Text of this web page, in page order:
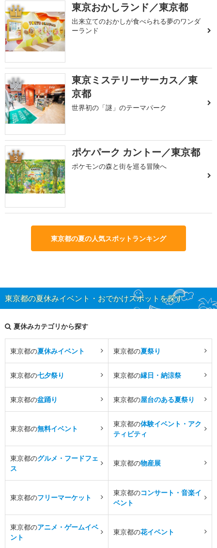
1 東京おかしランド／東京都
出来立てのおかしが食べられる夢のワンダ
ーランド
2
東京ミステリーサーカス／東
京都
世界初の「謎」のテーマパーク
3 ポケパーク カントー／東京都
ポケモンの森と街を巡る冒険へ
東京都の夏の人気スポットランキング
東京都の夏休みイベント・おでかけスポットを探す
夏休みカテゴリから探す
東京都の夏休みイベント 東京都の夏祭り
東京都の七夕祭り 東京都の縁日・納涼祭
東京都の盆踊り 東京都の屋台のある夏祭り
東京都の無料イベント
東京都の体験イベント・アク
ティビティ
東京都のグルメ・フードフェ
ス
東京都の物産展
東京都のフリーマーケット
東京都のコンサート・音楽イ
ベント
東京都のアニメ・ゲームイベ
ント
東京都の花イベント